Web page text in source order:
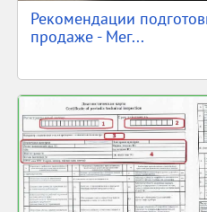
Рекомендации
продаже - Мег...